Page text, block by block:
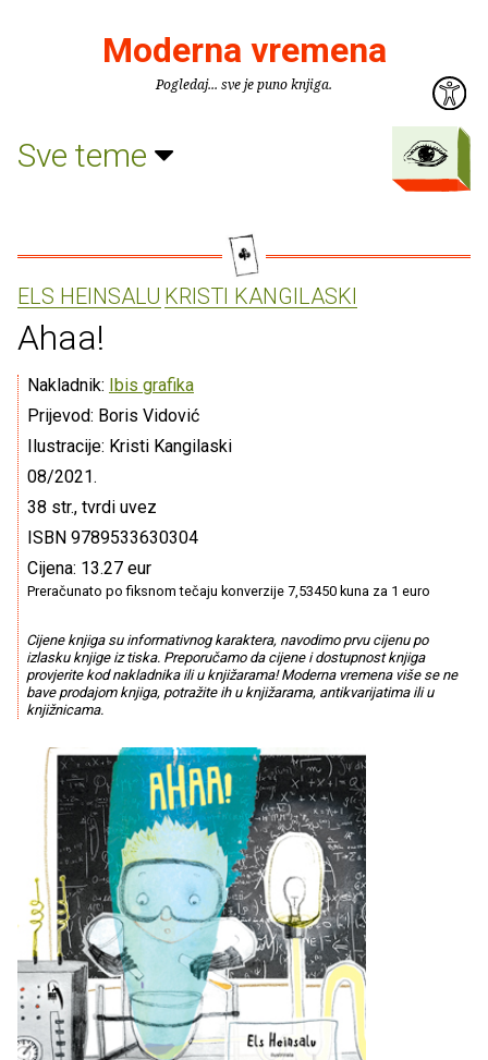
Moderna vremena
Pogledaj... sve je puno knjiga.
Sve teme
ELS HEINSALU KRISTI KANGILASKI
Ahaa!
Nakladnik: Ibis grafika
Prijevod: Boris Vidović
Ilustracije: Kristi Kangilaski
08/2021.
38 str., tvrdi uvez
ISBN 9789533630304
Cijena: 13.27 eur
Preračunato po fiksnom tečaju konverzije 7,53450 kuna za 1 euro
Cijene knjiga su informativnog karaktera, navodimo prvu cijenu po
izlasku knjige iz tiska. Preporučamo da cijene i dostupnost knjiga
provjerite kod nakladnika ili u knjižarama! Moderna vremena više se ne
bave prodajom knjiga, potražite ih u knjižarama, antikvarijatima ili u
knjižnicama.